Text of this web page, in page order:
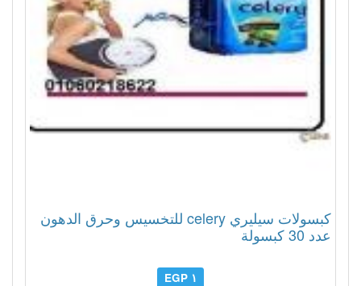
كبسولات سيليري celery للتخسيس وحرق الدهون
عدد 30 كبسولة
١ EGP